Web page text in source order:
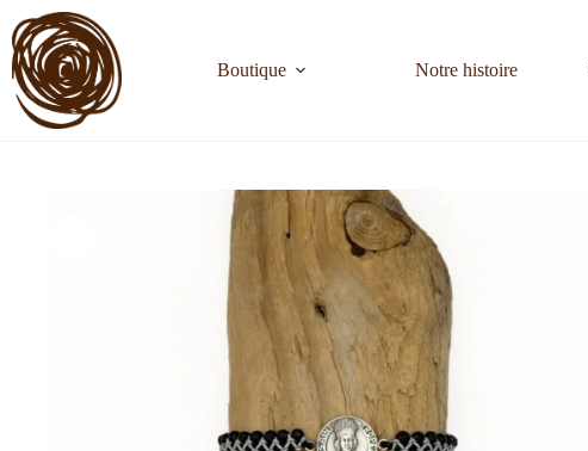
Boutique Notre histoire